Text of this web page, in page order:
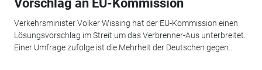
Vorschlag an EU-Kommission
Verkehrsminister Volker Wissing hat der EU-Kommission einen
Lösungsvorschlag im Streit um das Verbrenner-Aus unterbreitet.
Einer Umfrage zufolge ist die Mehrheit der Deutschen gegen...